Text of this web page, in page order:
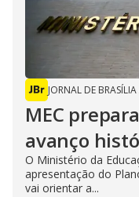
JORNAL DE BRASÍLIA
MEC
avanço
O Ministério da
apresentação do
vai orientar a...